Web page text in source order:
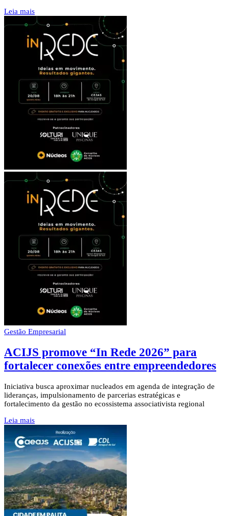
Leia mais
Gestão Empresarial
ACIJS promove “In Rede 2026” para
fortalecer conexões entre empreendedores
Iniciativa busca aproximar nucleados em agenda de integração de
lideranças, impulsionamento de parcerias estratégicas e
fortalecimento da gestão no ecossistema associativista regional
Leia mais